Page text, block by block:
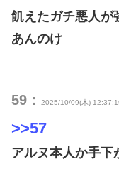
飢えたガチ悪人が
あんのけ
59： 2025/10/09(木)
>>57
アルヌ本人か手下